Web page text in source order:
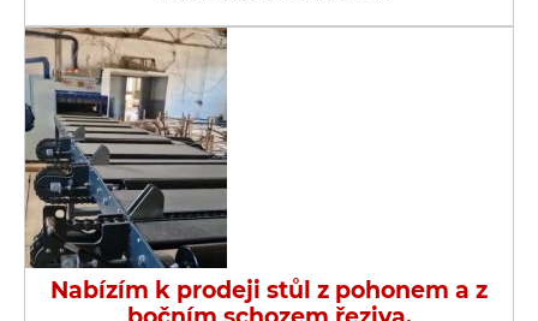
Nabízím k prodeji stůl z pohonem a z